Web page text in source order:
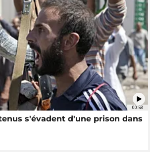
00:58
s'évadent d'une prison dans